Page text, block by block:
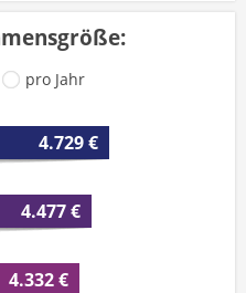
pro Jahr
4.729 €
4.477 €
4.332 €